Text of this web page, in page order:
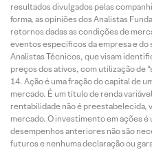
resultados divulgados pelas
forma, as opiniões dos Analistas
retornos dadas as condições de
eventos específicos da empresa e
Analistas Técnicos, que visam
preços dos ativos, com utilização de
Ação é uma fração do capital de
mercado. É um título de renda
rentabilidade não é preestabelecida,
mercado. O investimento em ações
desempenhos anteriores não são
futuros e nenhuma declaração ou